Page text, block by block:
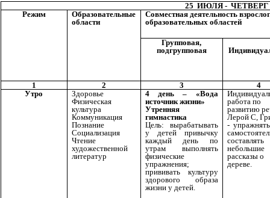
25 ИЮЛЯ - ЧЕТВЕРГ
Режим
Образовательные
области
Совместная деятельность
образовательных областей
Групповая,
подгрупповая
1 2 3
4
Утро
Здоровье
Физическая
культура
Коммуникация
Познание
Социализация
Чтение
художественной
литератур
4 день – «Вода
источник жизни»
Утренняя
гимнастика
Цель: вырабатывать
у детей привычку
каждый день по
утрам выполнять
физические
упражнения;
прививать культуру
здорового образа
жизни у детей.
работа по
развитию
Лерой С,
- упражнять
составлять
небольшие
рассказы о
дереве.